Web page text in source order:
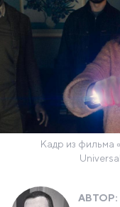
Кадр из фильма
АВТОР: